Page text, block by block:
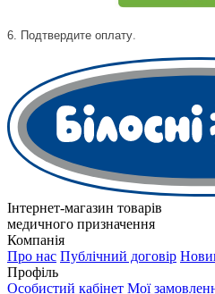
6. Подтвердите оплату.
Інтернет-магазин товарів
медичного призначення
Компанія
Про нас Публічний договір
Профіль
Особистий кабінет Мої